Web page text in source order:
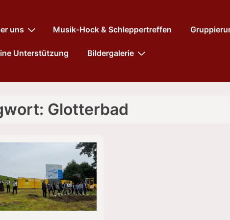
uns Musik-Hock & Schleppertreffen
Unterstützung Bildergalerie
Glotterbad